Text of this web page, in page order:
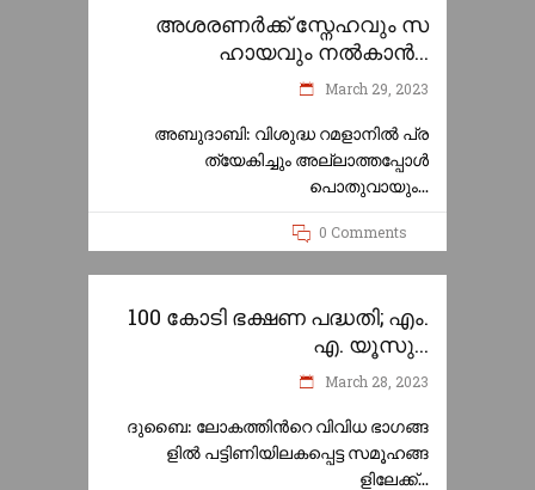
അശരണർക്ക് സ്നേഹവും സ
ഹായവും നൽകാൻ...
March 29, 2023
അബുദാബി: വിശുദ്ധ റമളാനിൽ പ്ര
ത്യേകിച്ചും അല്ലാത്തപ്പോൾ
പൊതുവായും
0 Comments
100 കോടി ഭക്ഷണ പദ്ധതി; എം.
എ. യൂസു...
March 28, 2023
ദുബൈ: ലോകത്തിന്‍റെ വിവിധ ഭാഗങ്ങ
ളിൽ പട്ടിണിയിലകപ്പെട്ട സമൂഹങ്ങ
ളിലേക്ക്​